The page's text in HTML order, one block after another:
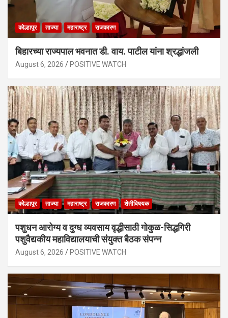
कोल्हापूर ताज्या महाराष्ट्र राजकारण
बिहारच्या राज्यपाल भवनात डी. वाय. पाटील यांना श्रद्धांजली
August 6, 2026 POSITIVE WATCH
कोल्हापूर ताज्या महाराष्ट्र राजकारण शेतीविषयक
पशुधन आरोग्य व दुग्ध व्यवसाय वृद्धीसाठी गोकुळ-सिद्धगिरी
पशुवैद्यकीय महाविद्यालयाची संयुक्त बैठक संपन्न
August 6, 2026 POSITIVE WATCH